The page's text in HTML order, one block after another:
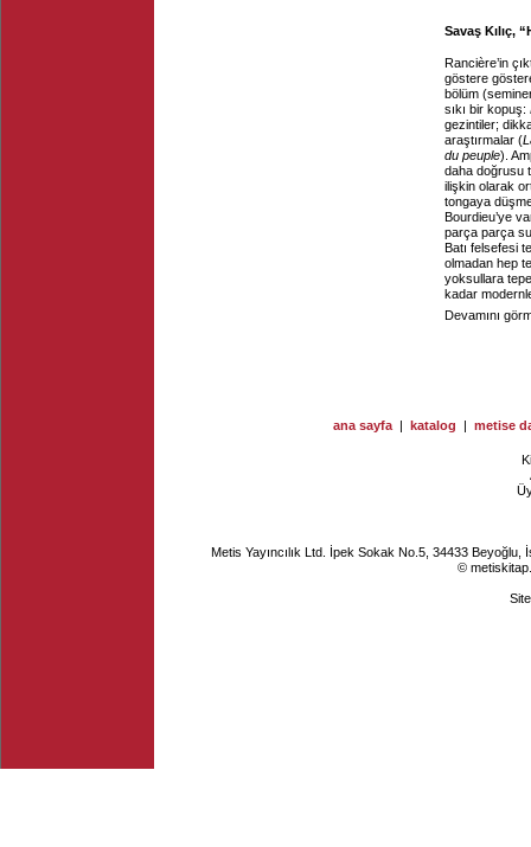
Savaş Kılıç,
Rancière’in
göstere
bölüm
sıkı bir kopuş:
gezintiler;
araştırmalar (
du peuple).
daha doğrusu
ilişkin olarak
tongaya
Bourdieu’ye
parça parça
Batı felsefesi
olmadan hep
yoksullara
kadar
Devamını
ana sayfa | katalog | metise
Metis Yayıncılık Ltd. İpek Sokak No.5, 34433
©